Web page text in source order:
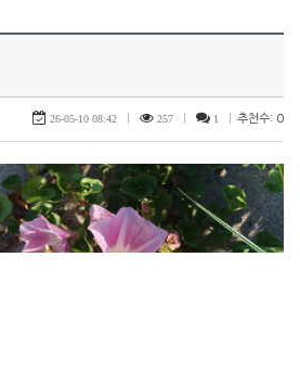
26-05-10 08:42 257 1 추천수: 0